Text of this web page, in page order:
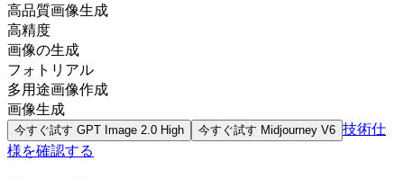
高品質画像生成
高精度
画像の生成
フォトリアル
多用途画像作成
画像生成
今すぐ試す GPT Image 2.0 High 今すぐ試す Midjourney V6 技術仕
様を確認する